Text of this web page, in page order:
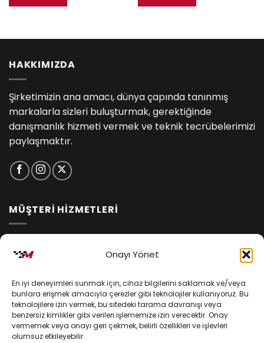
Onayı Yönet
En iyi deneyimleri sunmak için, cihaz bilgilerini saklamak ve/veya
bunlara erişmek amacıyla çerezler gibi teknolojiler kullanıyoruz. Bu
teknolojilere izin vermek, bu sitedeki tarama davranışı veya
benzersiz kimlikler gibi verileri işlememize izin verecektir. Onay
vermemek veya onayı geri çekmek, belirli özellikleri ve işlevleri
olumsuz etkileyebilir.
HAKKIMIZDA
Şirketimizin ana amacı, dünya çapında tanınmış
markalarla sizleri buluşturmak, gerektiğinde
danışmanlık hizmeti vermek ve teknik tecrübelerimizi
paylaşmaktır.
MÜŞTERİ HİZMETLERİ
Kişisel Verilerin Korunması
Mesafeli Satış Sözleşmesi